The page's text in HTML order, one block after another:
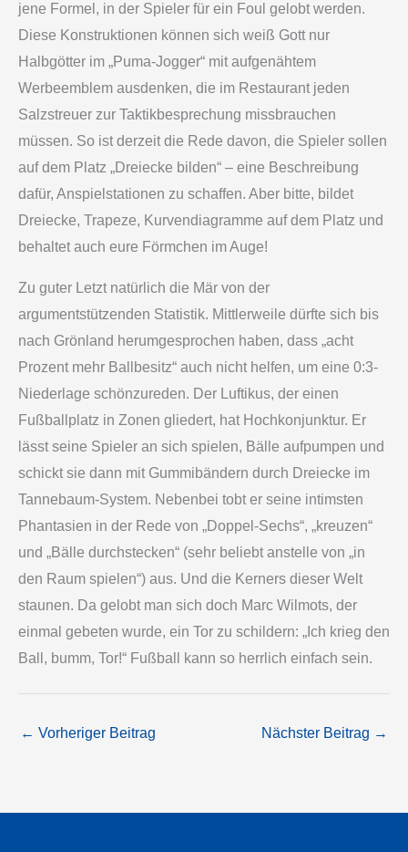
jene Formel, in der Spieler für ein Foul gelobt werden.
Diese Konstruktionen können sich weiß Gott nur
Halbgötter im „Puma-Jogger“ mit aufgenähtem
Werbeemblem ausdenken, die im Restaurant jeden
Salzstreuer zur Taktikbesprechung missbrauchen
müssen. So ist derzeit die Rede davon, die Spieler sollen
auf dem Platz „Dreiecke bilden“ – eine Beschreibung
dafür, Anspielstationen zu schaffen. Aber bitte, bildet
Dreiecke, Trapeze, Kurvendiagramme auf dem Platz und
behaltet auch eure Förmchen im Auge!
Zu guter Letzt natürlich die Mär von der
argumentstützenden Statistik. Mittlerweile dürfte sich bis
nach Grönland herumgesprochen haben, dass „acht
Prozent mehr Ballbesitz“ auch nicht helfen, um eine 0:3-
Niederlage schönzureden. Der Luftikus, der einen
Fußballplatz in Zonen gliedert, hat Hochkonjunktur. Er
lässt seine Spieler an sich spielen, Bälle aufpumpen und
schickt sie dann mit Gummibändern durch Dreiecke im
Tannebaum-System. Nebenbei tobt er seine intimsten
Phantasien in der Rede von „Doppel-Sechs“, „kreuzen“
und „Bälle durchstecken“ (sehr beliebt anstelle von „in
den Raum spielen“) aus. Und die Kerners dieser Welt
staunen. Da gelobt man sich doch Marc Wilmots, der
einmal gebeten wurde, ein Tor zu schildern: „Ich krieg den
Ball, bumm, Tor!“ Fußball kann so herrlich einfach sein.
← Vorheriger Beitrag Nächster Beitrag →